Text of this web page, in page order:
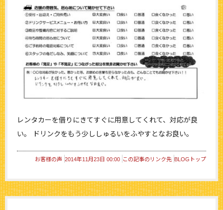
レンタカーを借りにきてすぐに用意してくれて、対応が良
い。 ドリンクをもう少ししゅるいをふやすとなお良い。
お客様の声 2014年11月23日 00:00 この記事のリンク先 BLOGトップ